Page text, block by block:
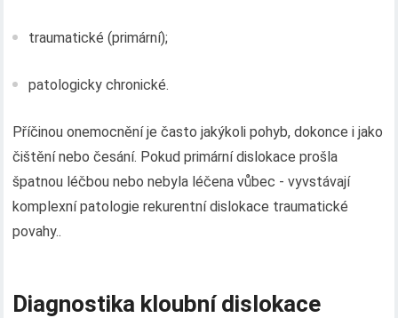
traumatické (primární);
patologicky chronické.
Příčinou onemocnění je často jakýkoli pohyb, dokonce i jako
čištění nebo česání. Pokud primární dislokace prošla
špatnou léčbou nebo nebyla léčena vůbec - vyvstávají
komplexní patologie rekurentní dislokace traumatické
povahy..
Diagnostika kloubní dislokace